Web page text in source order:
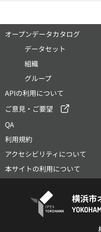
オープンデータカタログ
データセット
組織
グループ
APIの利用について
ご意見・ご要望
QA
利用規約
アクセシビリティについて
本サイトの利用について